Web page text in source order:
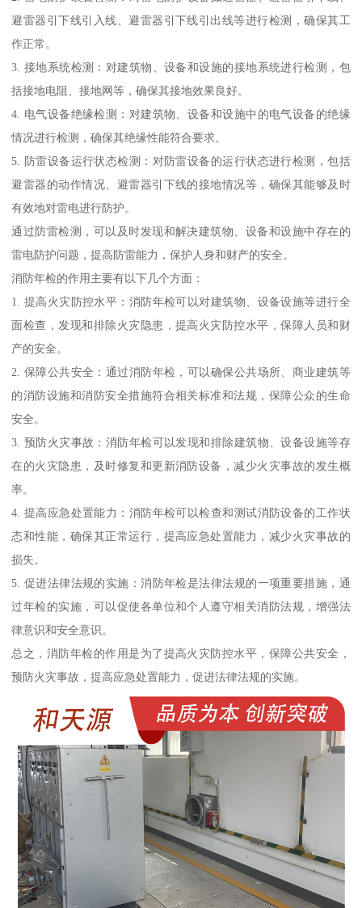
避雷器引下线引入线、避雷器引下线引出线等进行检测，确保其工
作正常。
3. 接地系统检测：对建筑物、设备和设施的接地系统进行检测，包
括接地电阻、接地网等，确保其接地效果良好。
4. 电气设备绝缘检测：对建筑物、设备和设施中的电气设备的绝缘
情况进行检测，确保其绝缘性能符合要求。
5. 防雷设备运行状态检测：对防雷设备的运行状态进行检测，包括
避雷器的动作情况、避雷器引下线的接地情况等，确保其能够及时
有效地对雷电进行防护。
通过防雷检测，可以及时发现和解决建筑物、设备和设施中存在的
雷电防护问题，提高防雷能力，保护人身和财产的安全。
消防年检的作用主要有以下几个方面：
1. 提高火灾防控水平：消防年检可以对建筑物、设备设施等进行全
面检查，发现和排除火灾隐患，提高火灾防控水平，保障人员和财
产的安全。
2. 保障公共安全：通过消防年检，可以确保公共场所、商业建筑等
的消防设施和消防安全措施符合相关标准和法规，保障公众的生命
安全。
3. 预防火灾事故：消防年检可以发现和排除建筑物、设备设施等存
在的火灾隐患，及时修复和更新消防设备，减少火灾事故的发生概
率。
4. 提高应急处置能力：消防年检可以检查和测试消防设备的工作状
态和性能，确保其正常运行，提高应急处置能力，减少火灾事故的
损失。
5. 促进法律法规的实施：消防年检是法律法规的一项重要措施，通
过年检的实施，可以促使各单位和个人遵守相关消防法规，增强法
律意识和安全意识。
总之，消防年检的作用是为了提高火灾防控水平，保障公共安全，
预防火灾事故，提高应急处置能力，促进法律法规的实施。